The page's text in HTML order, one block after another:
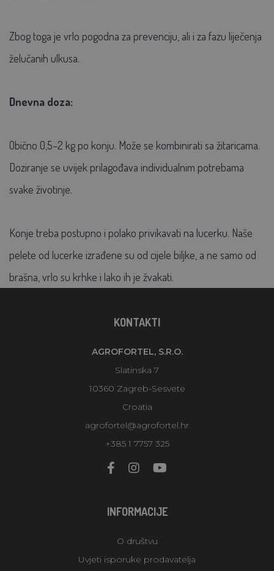
Zbog toga je vrlo pogodna za prevenciju, ali i za fazu liječenja
želučanih ulkusa.
Dnevna doza:
Obično 0,5–2 kg po konju. Može se kombinirati sa žitaricama.
Doziranje se uvijek prilagođava individualnim potrebama
svake životinje.
Konje treba postupno i polako privikavati na lucerku. Naše
pelete od lucerke izrađene su od cijele biljke, a ne samo od
brašna, vrlo su krhke i lako ih je žvakati.
KONTAKTI
AGROFORTEL, S.R.O.
Slatinska 7
10360 Zagreb-Sesvete
Croatia
agrofortel@agrofortel.hr
+385 1 7757 325
INFORMACIJE
O društvu
Uvjeti isporuke prodavatelja